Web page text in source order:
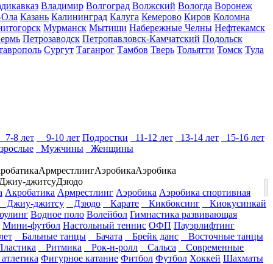
Владимир Волгоград Волжский Вологда Воронеж
Казань Калининград Калуга Кемерово Киров Коломна
Мурманск Мытищи Набережные Челны Нефтекамск
Петрозаводск Петропавловск-Камчатский Подольск
Сургут Таганрог Тамбов Тверь Тольятти Томск Тула
8 лет 9-10 лет Подростки 11-12 лет 13-14 лет
15-16 лет
Мужчины Женщины
АрмрестлингАэробикаАэробика
джитсуДзюдо
Акробатика Армрестлинг Аэробика Аэробика спортивная
Джиу-джитсу
Дзюдо Карате Кикбоксинг
Киокусинкай
Водное поло Волейбол Гимнастика развивающая
Мини-футбол Настольный теннис ОФП Пауэрлифтинг
Бальные танцы Бачата Брейк данс
Восточные танцы
Ритмика Рок-н-ролл Сальса
Современные
Фигурное катание Фитбол Футбол Хоккей Шахматы